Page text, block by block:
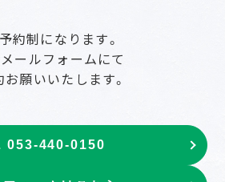
約制になります。
メールフォームにて
お願いいたします。
053-440-0150